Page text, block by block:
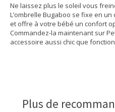
Ne laissez plus le soleil vous
L’ombrelle Bugaboo se fixe en
et offre à votre bébé un confort
Commandez-la maintenant sur
accessoire aussi chic que
Plus de